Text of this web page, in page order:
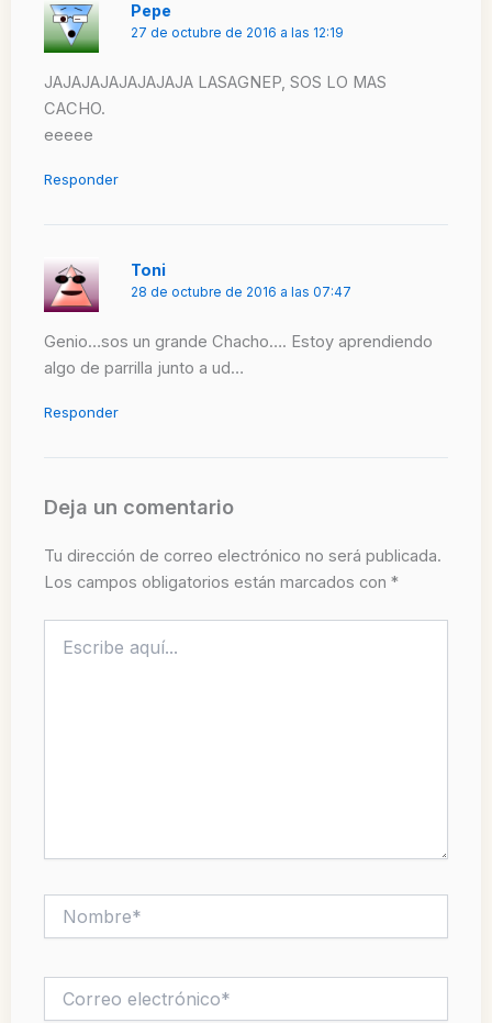
Pepe
27 de octubre de 2016 a las 12:19
JAJAJAJAJAJAJAJA LASAGNEP, SOS LO MAS
CACHO.
eeeee
Responder
Toni
28 de octubre de 2016 a las 07:47
Genio…sos un grande Chacho…. Estoy aprendiendo
algo de parrilla junto a ud…
Responder
Deja un comentario
Tu dirección de correo electrónico no será publicada.
Los campos obligatorios están marcados con *
aquí...
electrónico*